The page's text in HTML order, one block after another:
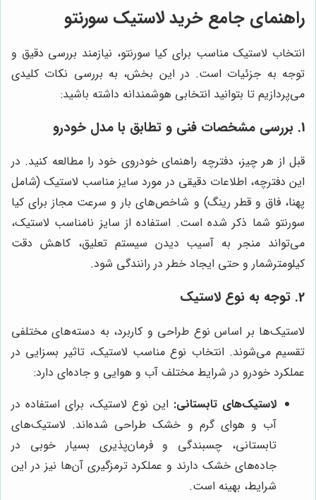
راهنمای جامع خرید لاستیک سورنتو
انتخاب لاستیک مناسب برای کیا سورنتو، نیازمند بررسی دقیق و
توجه به جزئیات است. در این بخش، به بررسی نکات کلیدی
می‌پردازیم تا بتوانید انتخابی هوشمندانه داشته باشید:
1. بررسی مشخصات فنی و تطابق با مدل خودرو
قبل از هر چیز، دفترچه راهنمای خودروی خود را مطالعه کنید. در
این دفترچه، اطلاعات دقیقی در مورد سایز مناسب لاستیک (شامل
پهنا، فاق و قطر رینگ) و شاخص‌های بار و سرعت مجاز برای کیا
سورنتو شما ذکر شده است. استفاده از سایز نامناسب لاستیک،
می‌تواند منجر به آسیب دیدن سیستم تعلیق، کاهش دقت
کیلومترشمار و حتی ایجاد خطر در رانندگی شود.
2. توجه به نوع لاستیک
لاستیک‌ها بر اساس نوع طراحی و کاربرد، به دسته‌های مختلفی
تقسیم می‌شوند. انتخاب نوع مناسب لاستیک، تاثیر بسزایی در
عملکرد خودرو در شرایط مختلف آب و هوایی و جاده‌ای دارد:
لاستیک‌های تابستانی: این نوع لاستیک، برای استفاده در
آب و هوای گرم و خشک طراحی شده‌اند. لاستیک‌های
تابستانی، چسبندگی و فرمان‌پذیری بسیار خوبی در
جاده‌های خشک دارند و عملکرد ترمزگیری آن‌ها نیز در این
شرایط، بهینه است.